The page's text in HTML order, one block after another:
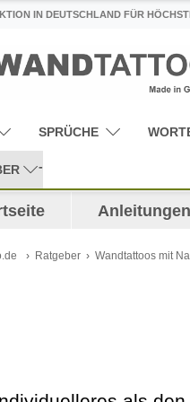
IN DEUTSCHLAND FÜR
SPRÜCHE
Anleitungen
Ratgeber Wandtattoos mit